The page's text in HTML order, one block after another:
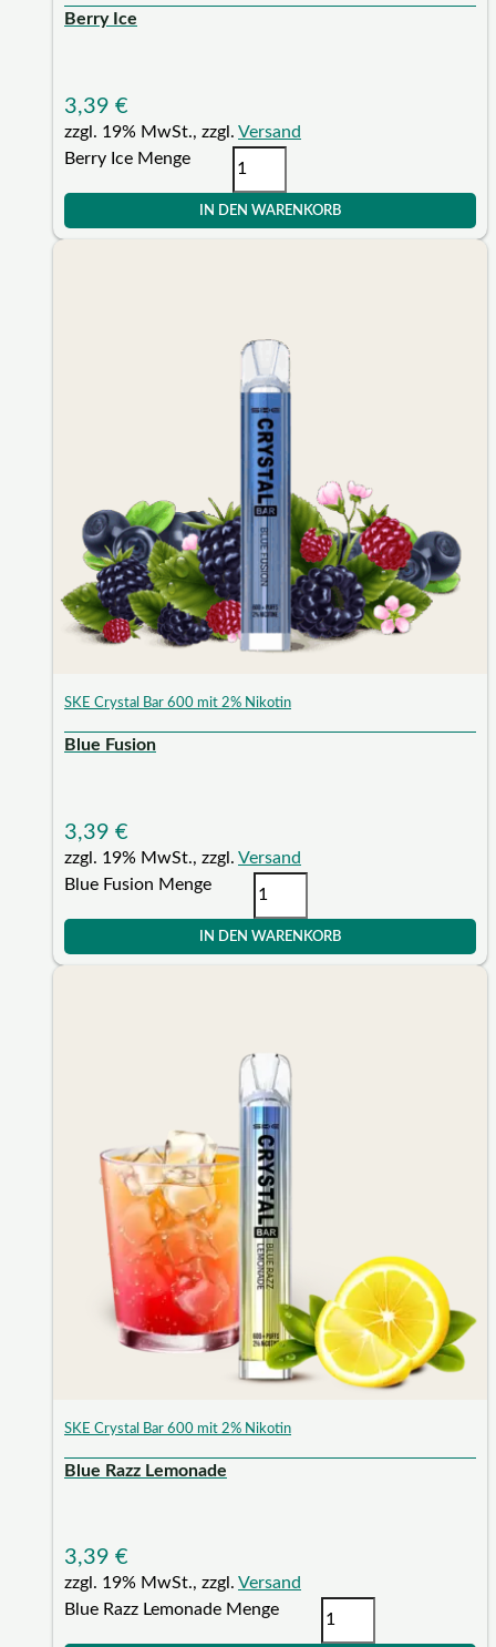
Berry Ice
3,39 €
zzgl. 19% MwSt., zzgl. Versand
Berry Ice Menge
IN DEN WARENKORB
SKE Crystal Bar 600 mit 2% Nikotin
Blue Fusion
3,39 €
zzgl. 19% MwSt., zzgl. Versand
Blue Fusion Menge
IN DEN WARENKORB
SKE Crystal Bar 600 mit 2% Nikotin
Blue Razz Lemonade
3,39 €
zzgl. 19% MwSt., zzgl. Versand
Blue Razz Lemonade Menge